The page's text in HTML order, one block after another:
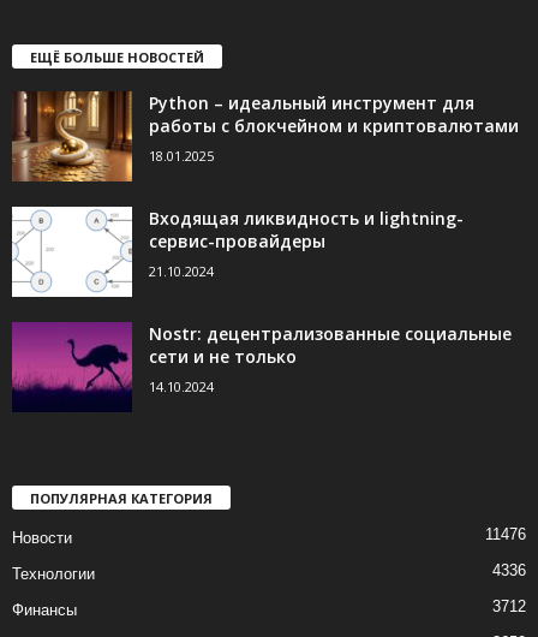
ЕЩЁ БОЛЬШЕ НОВОСТЕЙ
Python – идеальный инструмент для
работы с блокчейном и криптовалютами
18.01.2025
Входящая ликвидность и lightning-
сервис-провайдеры
21.10.2024
Nostr: децентрализованные социальные
сети и не только
14.10.2024
ПОПУЛЯРНАЯ КАТЕГОРИЯ
Новости 11476
Технологии 4336
Финансы
3712